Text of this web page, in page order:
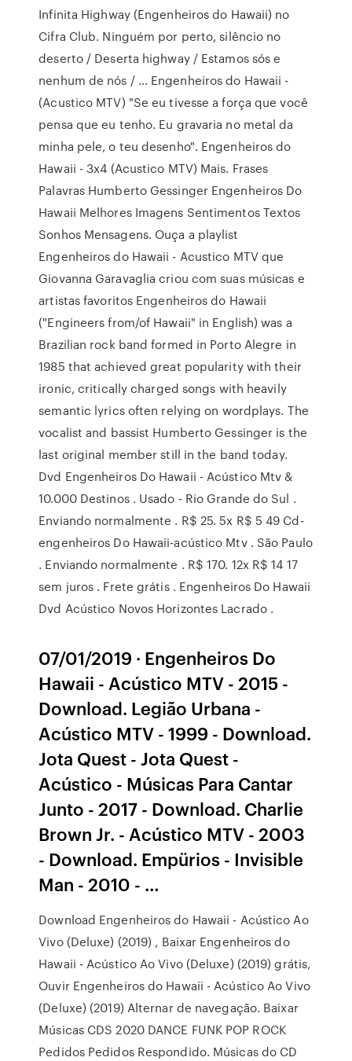
Infinita Highway (Engenheiros do Hawaii) no
Cifra Club. Ninguém por perto, silêncio no
deserto / Deserta highway / Estamos sós e
nenhum de nós / … Engenheiros do Hawaii -
(Acustico MTV) "Se eu tivesse a força que você
pensa que eu tenho. Eu gravaria no metal da
minha pele, o teu desenho". Engenheiros do
Hawaii - 3x4 (Acustico MTV) Mais. Frases
Palavras Humberto Gessinger Engenheiros Do
Hawaii Melhores Imagens Sentimentos Textos
Sonhos Mensagens. Ouça a playlist
Engenheiros do Hawaii - Acustico MTV que
Giovanna Garavaglia criou com suas músicas e
artistas favoritos Engenheiros do Hawaii
("Engineers from/of Hawaii" in English) was a
Brazilian rock band formed in Porto Alegre in
1985 that achieved great popularity with their
ironic, critically charged songs with heavily
semantic lyrics often relying on wordplays. The
vocalist and bassist Humberto Gessinger is the
last original member still in the band today.
Dvd Engenheiros Do Hawaii - Acústico Mtv &
10.000 Destinos . Usado - Rio Grande do Sul .
Enviando normalmente . R$ 25. 5x R$ 5 49 Cd-
engenheiros Do Hawaii-acústico Mtv . São Paulo
. Enviando normalmente . R$ 170. 12x R$ 14 17
sem juros . Frete grátis . Engenheiros Do Hawaii
Dvd Acústico Novos Horizontes Lacrado .
07/01/2019 · Engenheiros Do
Hawaii - Acústico MTV - 2015 -
Download. Legião Urbana -
Acústico MTV - 1999 - Download.
Jota Quest - Jota Quest -
Acústico - Músicas Para Cantar
Junto - 2017 - Download. Charlie
Brown Jr. - Acústico MTV - 2003
- Download. Empürios - Invisible
Man - 2010 - …
Download Engenheiros do Hawaii - Acústico Ao
Vivo (Deluxe) (2019) , Baixar Engenheiros do
Hawaii - Acústico Ao Vivo (Deluxe) (2019) grátis,
Ouvir Engenheiros do Hawaii - Acústico Ao Vivo
(Deluxe) (2019) Alternar de navegação. Baixar
Músicas CDS 2020 DANCE FUNK POP ROCK
Pedidos Pedidos Respondido. Músicas do CD